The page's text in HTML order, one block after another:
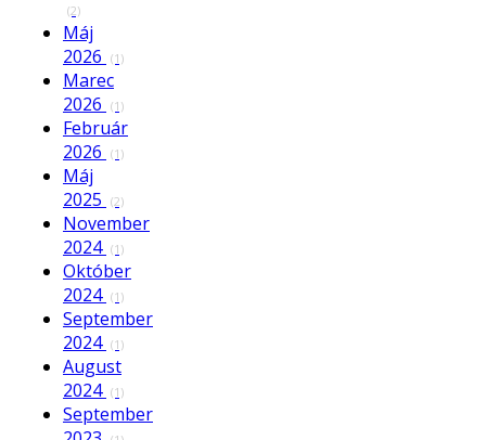
(2)
Máj
2026 (1)
Marec
2026 (1)
Február
2026 (1)
Máj
2025 (2)
November
2024 (1)
Október
2024 (1)
September
2024 (1)
August
2024 (1)
September